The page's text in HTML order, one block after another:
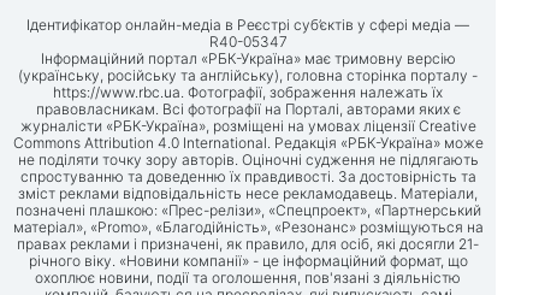
Ідентифікатор онлайн-медіа в Реєстрі суб’єктів у сфері медіа —
R40-05347
Інформаційний портал «РБК-Україна» має тримовну версію
(українську, російську та англійську), головна сторінка порталу -
https://www.rbc.ua. Фотографії, зображення належать їх
правовласникам. Всі фотографії на Порталі, авторами яких є
журналісти «РБК-Україна», розміщені на умовах ліцензії Creative
Commons Attribution 4.0 International. Редакція «РБК-Україна» може
не поділяти точку зору авторів. Оціночні судження не підлягають
спростуванню та доведенню їх правдивості. За достовірність та
зміст реклами відповідальність несе рекламодавець. Матеріали,
позначені плашкою: «Прес-релізи», «Спецпроект», «Партнерський
матеріал», «Promo», «Благодійність», «Резонанс» розміщуються на
правах реклами і призначені, як правило, для осіб, які досягли 21-
річного віку. «Новини компанії» - це інформаційний формат, що
охоплює новини, події та оголошення, пов'язані з діяльністю